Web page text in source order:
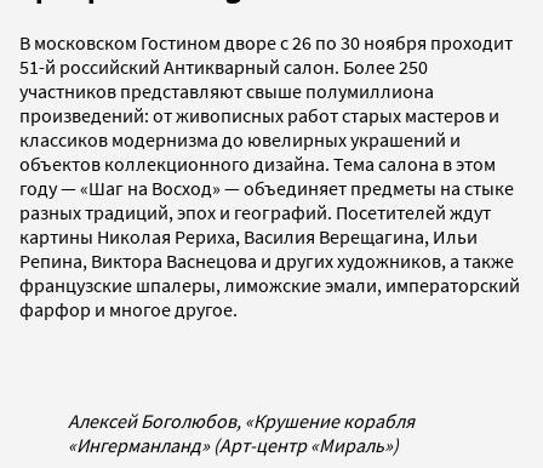
В московском Гостином дворе с 26 по 30 ноября проходит
51-й российский Антикварный салон. Более 250
участников представляют свыше полумиллиона
произведений: от живописных работ старых мастеров и
классиков модернизма до ювелирных украшений и
объектов коллекционного дизайна. Тема салона в этом
году — «Шаг на Восход» — объединяет предметы на стыке
разных традиций, эпох и географий. Посетителей ждут
картины Николая Рериха, Василия Верещагина, Ильи
Репина, Виктора Васнецова и других художников, а также
французские шпалеры, лиможские эмали, императорский
фарфор и многое другое.
Алексей Боголюбов, «Крушение корабля
«Ингерманланд» (Арт-центр «Мираль»)